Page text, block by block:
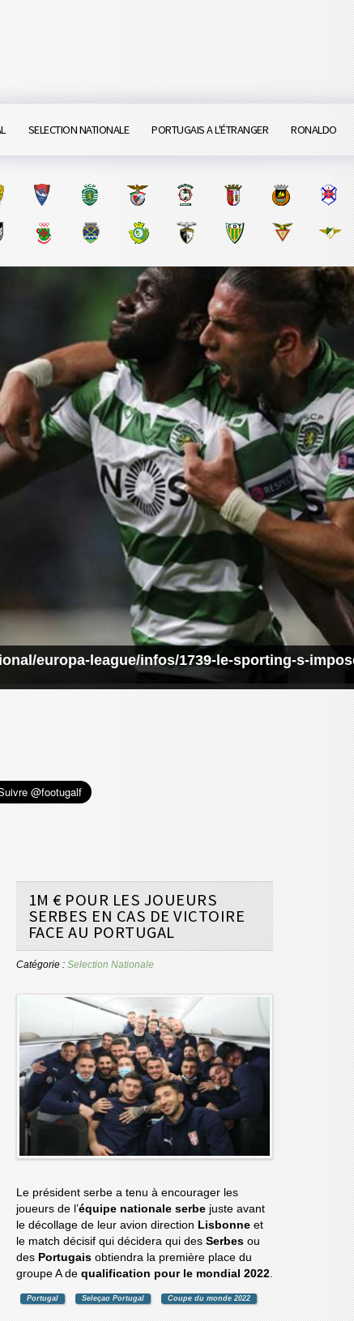
SELECTION NATIONALE PORTUGAIS A L'ÉTRANGER RONALDO
europa-league/infos/1739-le-sporting-s-
1M € POUR LES JOUEURS
SERBES EN CAS DE VICTOIRE
FACE AU PORTUGAL
Catégorie : Selection Nationale
Le président serbe a tenu à encourager les
joueurs de l’équipe nationale serbejuste avant
le décollage de leur avion direction Lisbonneet
le match décisif qui décidera qui des Serbes ou
des Portugais obtiendra la première place du
groupe A de qualification pour le mondial 2022.
Portugal Seleçao Portugal Coupe du monde 2022